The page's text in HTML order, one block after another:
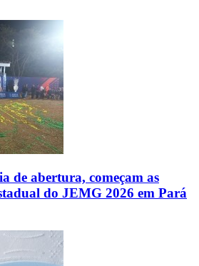
de abertura, começam as
do JEMG 2026 em Pará